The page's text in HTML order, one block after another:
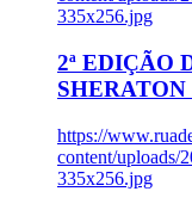
335x256.jpg
2ª EDIÇÃO
https://
content/uploads/
335x256.jpg